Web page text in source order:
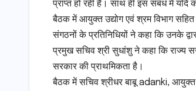
प्राप्त हो रही हैं। साथ ही इस संबंध में यदि
बैठक में आयुक्त उद्योग एवं श्रम विभाग
संगठनों के प्रतिनिधियों ने कहा कि उनके
प्रमुख सचिव श्री सुधांशु ने कहा कि राज्य
सरकार की प्राथमिकता है।
बैठक में सचिव श्रीधर बाबू adanki, आयुक्त